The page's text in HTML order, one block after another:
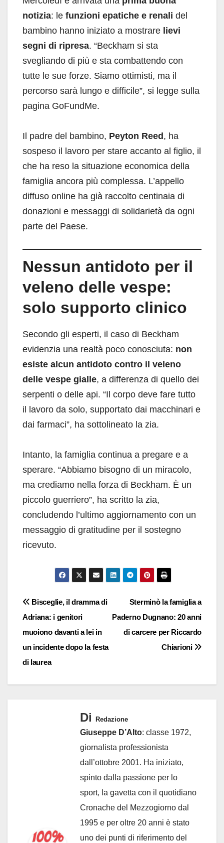
notizia: le funzioni epatiche e renali del
bambino hanno iniziato a mostrare lievi
segni di ripresa. “Beckham si sta
svegliando di più e sta combattendo con
tutte le sue forze. Siamo ottimisti, ma il
percorso sarà lungo e difficile”, si legge sulla
pagina GoFundMe.
Il padre del bambino, Peyton Reed, ha
sospeso il lavoro per stare accanto al figlio, il
che ha reso la situazione economica della
famiglia ancora più complessa. L’appello
diffuso online ha già raccolto centinaia di
donazioni e messaggi di solidarietà da ogni
parte del Paese.
Nessun antidoto per il
veleno delle vespe:
solo supporto clinico
Secondo gli esperti, il caso di Beckham
evidenzia una realtà poco conosciuta: non
esiste alcun antidoto contro il veleno
delle vespe gialle, a differenza di quello dei
serpenti o delle api. “Il corpo deve fare tutto
il lavoro da solo, supportato dai macchinari e
dai farmaci”, ha sottolineato la zia.
Intanto, la famiglia continua a pregare e a
sperare. “Abbiamo bisogno di un miracolo,
ma crediamo nella forza di Beckham. È un
piccolo guerriero”, ha scritto la zia,
concludendo l’ultimo aggiornamento con un
messaggio di gratitudine per il sostegno
ricevuto.
Navigazione
articoli
Sterminò la famiglia a
Paderno Dugnano: 20 anni
di carcere per Riccardo
Chiarioni
Bisceglie, il dramma di
Adriana: i genitori
muoiono davanti a lei in
un incidente dopo la festa
di laurea
Di Redazione
Giuseppe D’Alto: classe 1972,
giornalista professionista
dall’ottobre 2001. Ha iniziato,
spinto dalla passione per lo
sport, la gavetta con il quotidiano
Cronache del Mezzogiorno dal
1995 e per oltre 20 anni è stato
uno dei punti di riferimento del